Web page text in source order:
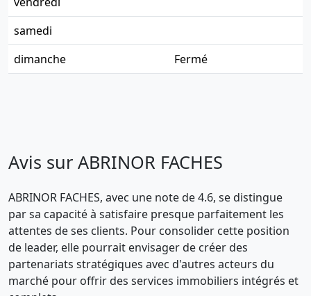
samedi
dimanche
Fermé
Avis sur ABRINOR FACHES
ABRINOR FACHES, avec une note de 4.6, se distingue
par sa capacité à satisfaire presque parfaitement les
attentes de ses clients. Pour consolider cette position
de leader, elle pourrait envisager de créer des
partenariats stratégiques avec d'autres acteurs du
marché pour offrir des services immobiliers intégrés et